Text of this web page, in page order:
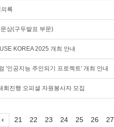
록
상(구두발표 부문)
KOREA 2025 개최 안내
'인공지능 주인되기 프로젝트' 개최 안내
회진행 오피셜 자원봉사자 모집
21 22 23 24 25 26 27